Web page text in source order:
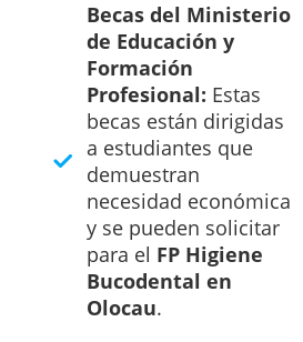
Becas del Ministerio
de Educación y
Formación
Profesional: Estas
becas están dirigidas
a estudiantes que
demuestran
necesidad económica
y se pueden solicitar
para el FP Higiene
Bucodental en
Olocau.